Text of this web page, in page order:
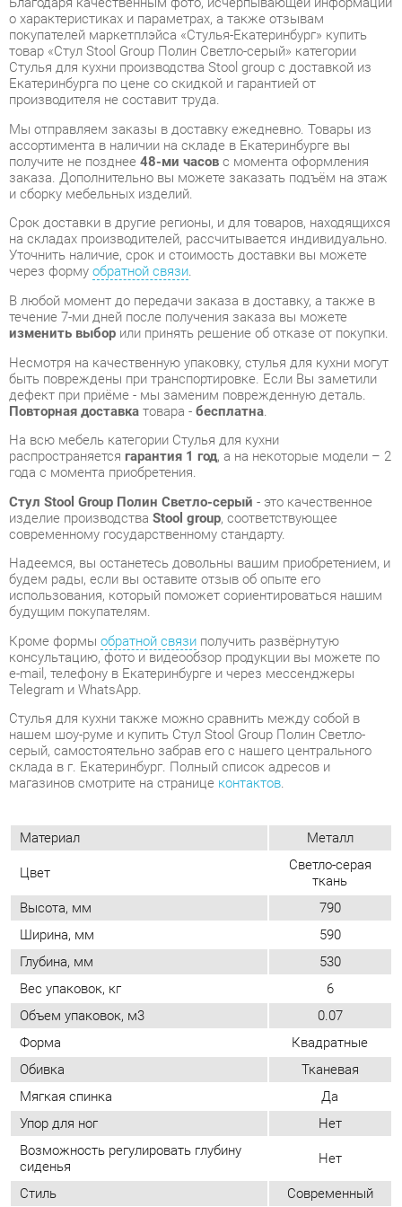
Екатеринбурга по цене со скидкой и гарантией от
производителя не составит труда.
Мы отправляем заказы в доставку ежедневно. Товары из
ассортимента в наличии на складе в Екатеринбурге вы
получите не позднее48-ми часовс момента оформления
заказа. Дополнительно вы можете заказать подъём на этаж
и сборку мебельных изделий.
Срок доставки в другие регионы, и для товаров, находящихся
на складах производителей, рассчитывается индивидуально.
Уточнить наличие, срок и стоимость доставки вы можете
через формуобратной связи.
В любой момент до передачи заказа в доставку, а также в
течение 7-ми дней после получения заказа вы можете
изменить выборили принять решение об отказе от покупки.
Несмотря на качественную упаковку, стулья для кухни могут
быть повреждены при транспортировке. Если Вы заметили
дефект при приёме - мы заменим поврежденную деталь.
Повторная доставкатовара -бесплатна .
На всю мебель категории Стулья для кухни
распространяется гарантия 1 год, а на некоторые модели – 2
года с момента приобретения.
Стул Stool Group Полин Светло-серый- это качественное
изделие производства
Stool group
современному государственному стандарту.
Надеемся, вы останетесь довольны вашим приобретением, и
использования, который поможет сориентироваться нашим
будущим покупателям.
консультацию, фото и видеообзор продукции вы можете по
e-mail, телефону в Екатеринбурге и через мессенджеры
Telegram и WhatsApp.
нашем шоу-руме и купить Стул Stool Group Полин Светло-
серый, самостоятельно забрав его с нашего центрального
склада в г. Екатеринбург. Полный список адресов и
магазинов смотрите на странице
Материал Металл
Цвет
Светло-серая
Ширина, мм
590
Вес упаковок, кг
6
Объем упаковок, м3
0.07
Форма
Квадратные
Обивка
Тканевая
Мягкая спинка
Упор для ног
Нет
Возможность регулировать глубину
сиденья Нет
Стиль
Современный
Да
Съемный чехол
Нет
Возможность регулировать высоту
сиденья
Нет